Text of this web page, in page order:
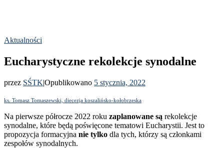
Aktualności
Eucharystyczne rekolekcje synodalne
przez SŚTK|Opublikowano 5 stycznia, 2022
ks. Tomasz Tomaszewski, diecezja koszalińsko-kołobrzeska
Na pierwsze półrocze 2022 roku zaplanowane są rekolekcje
synodalne, które będą poświęcone tematowi Eucharystii. Jest to
propozycja formacyjna nie tylko dla tych, którzy są członkami
zespołów synodalnych.